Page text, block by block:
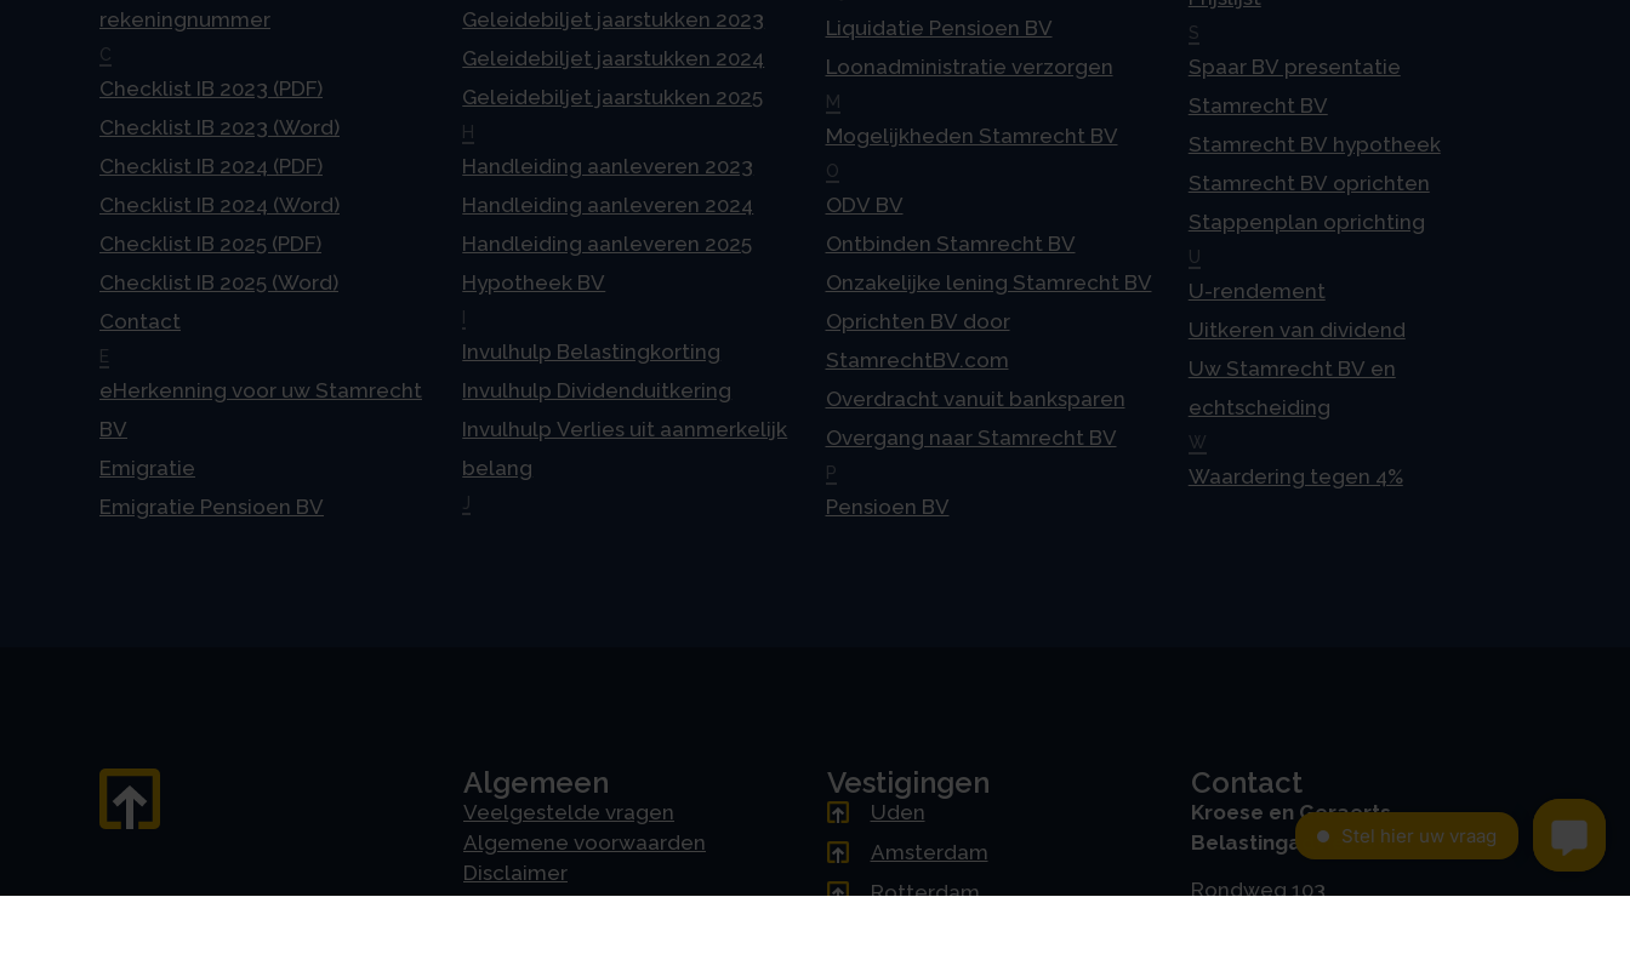
rekeningnummer
C
Checklist IB 2023 (PDF)
Checklist IB 2023 (Word)
Checklist IB 2024 (PDF)
Checklist IB 2024 (Word)
Checklist IB 2025 (PDF)
Checklist IB 2025 (Word)
Contact
E
eHerkenning voor uw Stamrecht
BV
Emigratie
Emigratie Pensioen BV
Geleidebiljet jaarstukken 2023
Geleidebiljet jaarstukken 2024
Geleidebiljet jaarstukken 2025
H
Handleiding aanleveren 2023
Handleiding aanleveren 2024
Handleiding aanleveren 2025
Hypotheek BV
Invulhulp Belastingkorting
Invulhulp Dividenduitkering
Invulhulp Verlies uit aanmerkelijk
belang
Liquidatie Pensioen BV
Loonadministratie verzorgen
M
Mogelijkheden Stamrecht BV
O
ODV BV
Ontbinden Stamrecht BV
Onzakelijke lening Stamrecht BV
Oprichten BV door
StamrechtBV.com
Overdracht vanuit banksparen
Overgang naar Stamrecht BV
P
Pensioen BV
S
Spaar BV presentatie
Stamrecht BV
Stamrecht BV hypotheek
Stamrecht BV oprichten
Stappenplan oprichting
U
U-rendement
Uitkeren van dividend
Uw Stamrecht BV en
echtscheiding
W
Waardering tegen 4%
Algemeen
Veelgestelde vragen
Algemene voorwaarden
Disclaimer
Vestigingen
Uden
Amsterdam
Rotterdam
Contact
Kroese en Geraerts
Belastingadvies BV
Rondweg 103